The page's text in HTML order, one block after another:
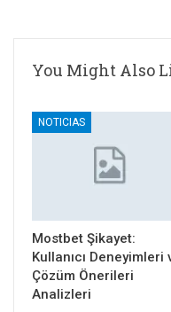
You Might Also
NOTICIAS
Mostbet Şikayet:
Kullanıcı Deneyimleri
Çözüm Önerileri
Analizleri